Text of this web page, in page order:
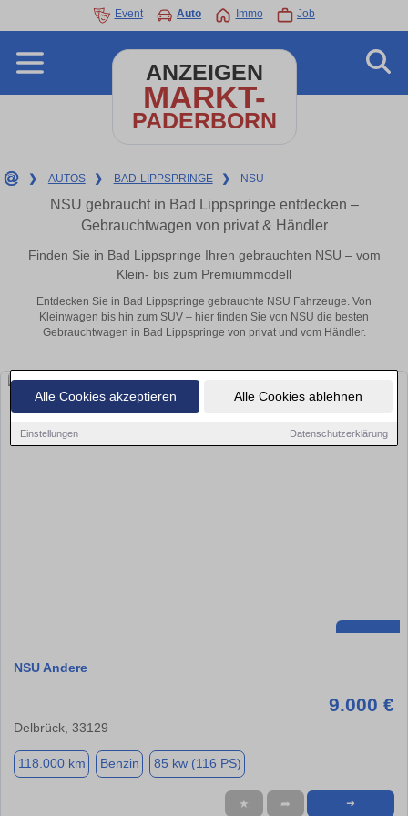
Alle Cookies akzeptieren Alle Cookies ablehnen
Einstellungen Datenschutzerklärung
Event Auto Immo Job
ANZEIGEN
MARKT-
PADERBORN
❯ AUTOS ❯ BAD-LIPPSPRINGE ❯ NSU
NSU gebraucht in Bad Lippspringe entdecken –
Gebrauchtwagen von privat & Händler
Finden Sie in Bad Lippspringe Ihren gebrauchten NSU – vom
Klein- bis zum Premiummodell
Entdecken Sie in Bad Lippspringe gebrauchte NSU Fahrzeuge. Von
Kleinwagen bis hin zum SUV – hier finden Sie von NSU die besten
Gebrauchtwagen in Bad Lippspringe von privat und vom Händler.
NSU Andere
9.000 €
Delbrück, 33129
118.000 km Benzin 85 kw (116 PS)
★ ➦ ➜